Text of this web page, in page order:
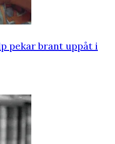
pekar brant uppåt i